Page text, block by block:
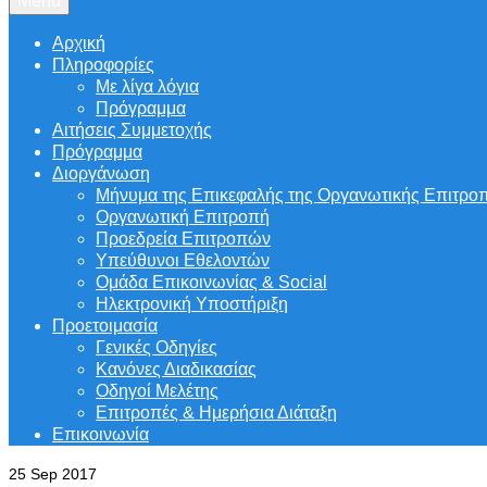
Αρχική
Πληροφορίες
Με λίγα λόγια
Πρόγραμμα
Αιτήσεις Συμμετοχής
Πρόγραμμα
Διοργάνωση
Μήνυμα της Επικεφαλής της Οργανωτικής
Οργανωτική Επιτροπή
Προεδρεία Επιτροπών
Υπεύθυνοι Εθελοντών
Ομάδα Επικοινωνίας & Social
Ηλεκτρονική Υποστήριξη
Προετοιμασία
Γενικές Οδηγίες
Κανόνες Διαδικασίας
Οδηγοί Μελέτης
Επιτροπές & Ημερήσια Διάταξη
Επικοινωνία
25 Sep 2017